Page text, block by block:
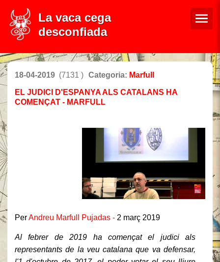
La vaca cega
desconfiada
18-04-2019 (7131 ) Categoria: Marfull
EL JUDICI D'ESPANYA ALS CATALANS HA
COMENÇAT - MARFULL
PerAndreu Marfull Pujadas - 2 març 2019
Al febrer de 2019 ha començat el judici als
representants de la veu catalana que va defensar,